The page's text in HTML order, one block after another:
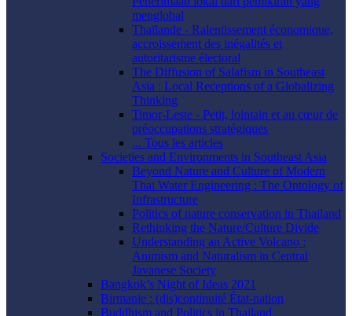
menglobal
Thaïlande - Ralentissement économique,
accroissement des inégalités et
autoritarisme électoral
The Diffusion of Salafism in Southeast
Asia : Local Receptions of a Globalizing
Thinking
Timor-Leste - Petit, lointain et au cœur de
préoccupations stratégiques
... Tous les articles
Societies and Environments in Southeast Asia
Beyond Nature and Culture of Modern
Thai Water Engineering : The Ontology of
Infrastructure
Politics of nature conservation in Thailand
Rethinking the Nature/Culture Divide
Understanding an Active Volcano :
Animism and Naturalism in Central
Javanese Society
Bangkok’s Night of Ideas 2021
Birmanie : (dis)continuité État-nation
Buddhism and Politics in Thailand